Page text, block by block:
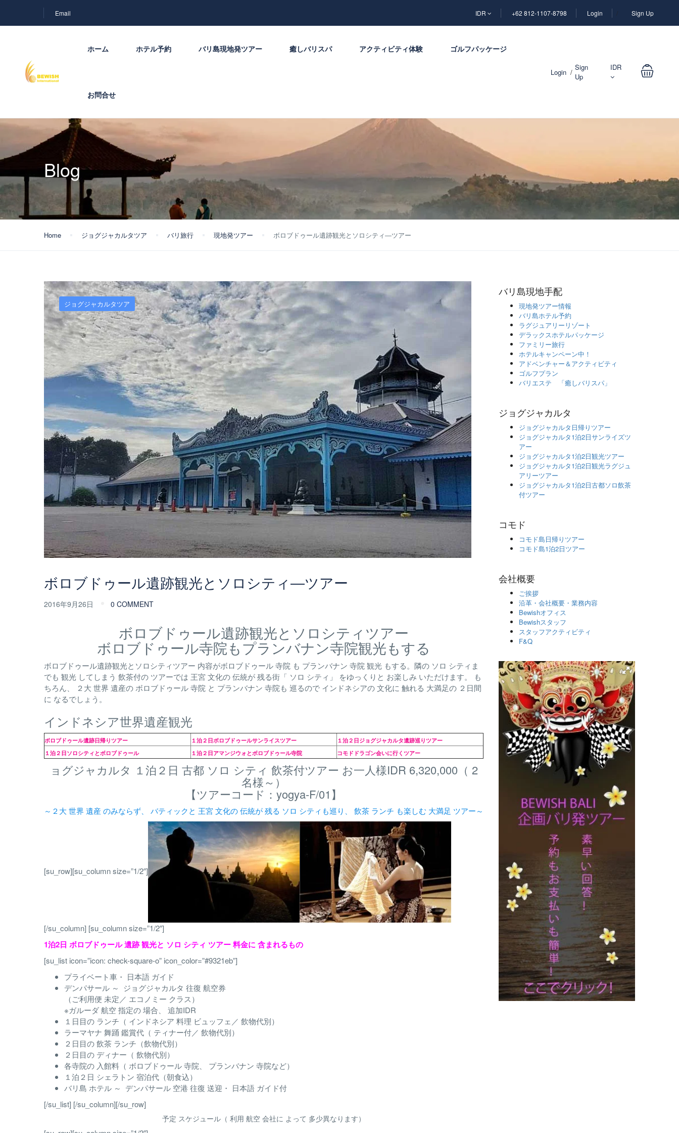
Email IDR +62 812-1107-8798 Login Sign Up
ホーム ホテル予約 バリ島現地発ツアー 癒しバリスパ アクティビティ体験 ゴルフパッケージ
お問合せ
Login
Sign
Up
IDR
Blog
Home ジョグジャカルタツア バリ旅行 現地発ツアー ボロブドゥール遺跡観光とソロシティ―ツアー
ジョグジャカルタツア
ボロブドゥール遺跡観光とソロシティ―ツアー
2016年9月26日 0 COMMENT
ボロブドゥール遺跡観光とソロシティツアー
ボロブドゥール寺院もプランバナン寺院観光もする
ボロブドゥール遺跡観光とソロシティツアー 内容がボロブドゥール 寺院 も プランバナン 寺院 観光 もする。隣の ソロ シティま
でも 観光 してしまう 飲茶付の ツアーでは 王宮 文化の 伝統が 残る街「 ソロ シティ」 をゆっくりと お楽しみ いただけます。 も
ちろん、 ２大 世界 遺産の ボロブドゥール 寺院 と プランバナン 寺院も 巡るので インドネシアの 文化に 触れる 大満足の ２日間
に なるでしょう。
インドネシア世界遺産観光
ボロブドゥール遺跡日帰りツアー １泊２日ボロブドゥールサンライスツアー １泊２日ジョグジャカルタ遺跡巡りツアー
１泊２日ソロシティとボロブドゥール １泊２日アマンジウォとボロブドゥール寺院 コモドドラゴン会いに行くツアー
ョグジャカルタ １泊２日 古都 ソロ シティ 飲茶付ツアー お一人様IDR 6,320,000（ 2
名様～）
【ツアーコード：yogya-F/01】
～２大 世界 遺産 のみならず、 バティックと 王宮 文化の 伝統が 残る ソロ シティも巡り、 飲茶 ランチ も楽しむ 大満足 ツアー～
[su_row][su_column size=”1/2″]
[/su_column] [su_column size=”1/2″]
1泊2日 ボロブドゥール 遺跡 観光と ソロ シティ ツアー 料金に 含まれるもの
[su_list icon=”icon: check-square-o” icon_color=”#9321eb”]
プライベート車・ 日本語 ガイド
デンパサール ～ ジョグジャカルタ 往復 航空券
（ご利用便 未定／ エコノミー クラス）
※ガルーダ 航空 指定の 場合、 追加IDR
１日目の ランチ（ インドネシア 料理 ビュッフェ／ 飲物代別）
ラーマヤナ 舞踊 鑑賞代（ ティナー付／ 飲物代別）
２日目の 飲茶 ランチ（飲物代別）
２日目の ディナー（ 飲物代別）
各寺院の 入館料（ ボロブドゥール 寺院、 プランバナン 寺院など）
１泊２日 シェラトン 宿泊代（朝食込）
バリ島 ホテル ～ デンパサール 空港 往復 送迎・ 日本語 ガイド付
[/su_list] [/su_column][/su_row]
予定 スケジュール（ 利用 航空 会社に よって 多少異なります）
バリ島現地手配
現地発ツアー情報
バリ島ホテル予約
ラグジュアリーリゾート
デラックスホテルパッケージ
ファミリー旅行
ホテルキャンペーン中！
アドベンチャー＆アクティビティ
ゴルフプラン
バリエステ 「癒しバリスパ」
ジョグジャカルタ
ジョグジャカルタ日帰りツアー
ジョグジャカルタ1泊2日サンライズツ
アー
ジョグジャカルタ1泊2日観光ツアー
ジョグジャカルタ1泊2日観光ラグジュ
アリーツアー
ジョグジャカルタ1泊2日古都ソロ飲茶
付ツアー
コモド
コモド島日帰りツアー
コモド島1泊2日ツアー
会社概要
ご挨拶
沿革・会社概要・業務内容
Bewishオフィス
Bewishスタッフ
スタッフアクティビティ
F&Q